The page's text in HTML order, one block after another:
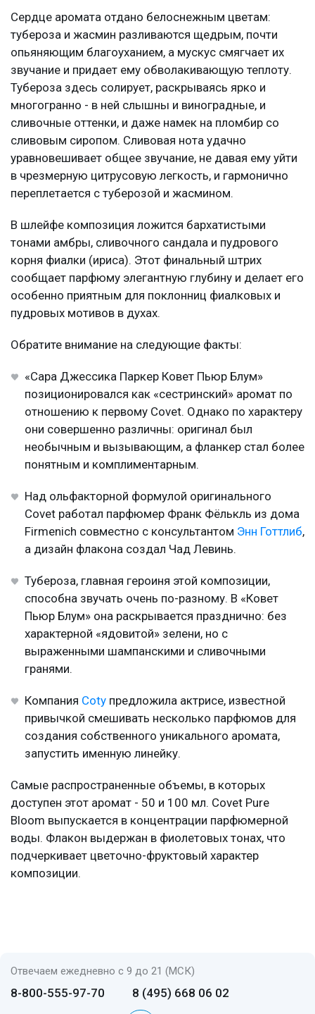
Сердце аромата отдано белоснежным цветам:
тубероза и жасмин разливаются щедрым, почти
опьяняющим благоуханием, а мускус смягчает их
звучание и придает ему обволакивающую теплоту.
Тубероза здесь солирует, раскрываясь ярко и
многогранно - в ней слышны и виноградные, и
сливочные оттенки, и даже намек на пломбир со
сливовым сиропом. Сливовая нота удачно
уравновешивает общее звучание, не давая ему уйти
в чрезмерную цитрусовую легкость, и гармонично
переплетается с туберозой и жасмином.
В шлейфе композиция ложится бархатистыми
тонами амбры, сливочного сандала и пудрового
корня фиалки (ириса). Этот финальный штрих
сообщает парфюму элегантную глубину и делает его
особенно приятным для поклонниц фиалковых и
пудровых мотивов в духах.
Обратите внимание на следующие факты:
«Сара Джессика Паркер Ковет Пьюр Блум»
позиционировался как «сестринский» аромат по
отношению к первому Covet. Однако по характеру
они совершенно различны: оригинал был
необычным и вызывающим, а фланкер стал более
понятным и комплиментарным.
Над ольфакторной формулой оригинального
Covet работал парфюмер Франк Фёлькль из дома
Firmenich совместно с консультантом Энн Готтлиб,
а дизайн флакона создал Чад Левинь.
Тубероза, главная героиня этой композиции,
способна звучать очень по-разному. В «Ковет
Пьюр Блум» она раскрывается празднично: без
характерной «ядовитой» зелени, но с
выраженными шампанскими и сливочными
гранями.
Компания Coty предложила актрисе, известной
привычкой смешивать несколько парфюмов для
создания собственного уникального аромата,
запустить именную линейку.
Самые распространенные объемы, в которых
доступен этот аромат - 50 и 100 мл. Covet Pure
Bloom выпускается в концентрации парфюмерной
воды. Флакон выдержан в фиолетовых тонах, что
подчеркивает цветочно-фруктовый характер
композиции.
Отвечаем ежедневно с 9 до 21 (МСК)
8-800-555-97-70 8 (495) 668 06 02